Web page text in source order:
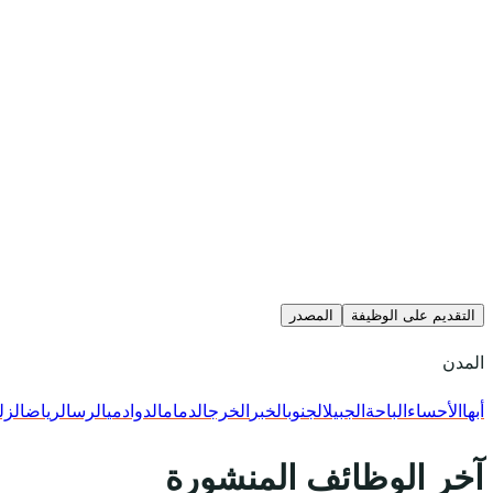
التقديم على الوظيفة المصدر
المدن
أبها الأحساء الباحة الجبيلالجنوبالخبر الخرجالدمامالدوادميالرسالرياض
آخر الوظائف المنشورة